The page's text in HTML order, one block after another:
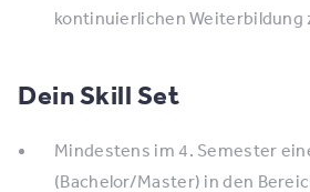
kontinuierlichen Weiterbildung
Dein Skill Set
Mindestens im 4. Semester
(Bachelor/Master) in den